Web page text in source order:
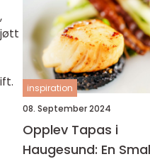
inspiration
08. September 2024
Opplev Tapas i
Haugesund: En